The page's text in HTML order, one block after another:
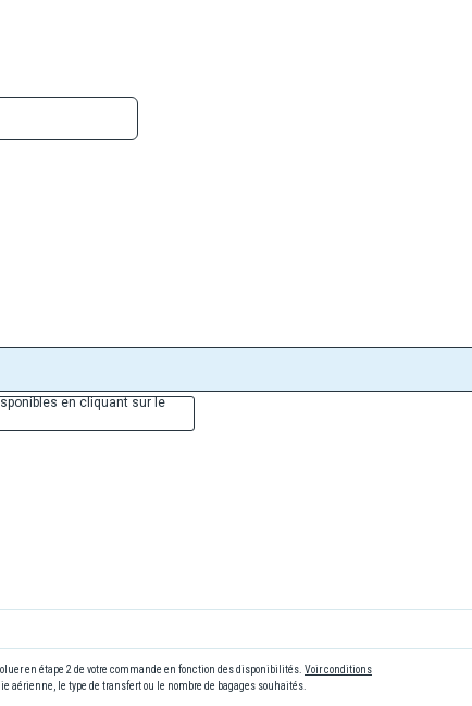
en cliquant sur le
en étape 2 de votre commande en fonction des disponibilités. Voir conditions
aérienne, le type de transfert ou le nombre de bagages souhaités.